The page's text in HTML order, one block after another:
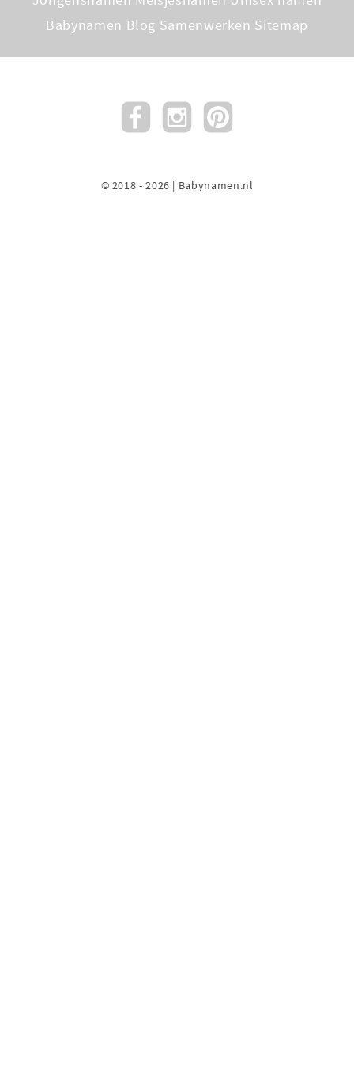
Babynamen Blog Samenwerken Sitemap
© 2018 - 2026 | Babynamen.nl